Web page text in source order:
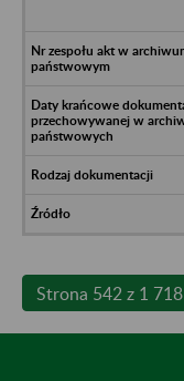
Strona 542 z 1 718